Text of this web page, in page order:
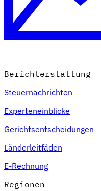
Berichterstattung
Steuernachrichten
Experteneinblicke
Gerichtsentscheidungen
Länderleitfäden
E-Rechnung
Regionen